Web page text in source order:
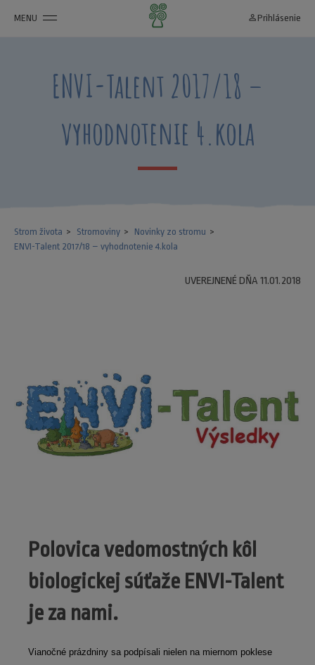
MENU person_outline Prihlásenie
ENVI-Talent 2017/18 –
vyhodnotenie 4.kola
Strom života Stromoviny
Novinky zo stromu
ENVI-Talent 2017/18 – vyhodnotenie 4.kola
UVEREJNENÉ DŇA 11.01.2018
Polovica vedomostných kôl
biologickej súťaže ENVI-Talent
je za nami.
Vianočné prázdniny sa podpísali nielen na miernom poklese